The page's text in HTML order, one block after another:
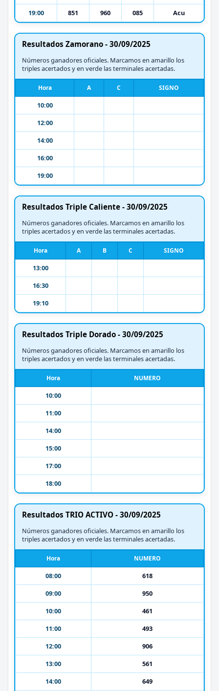
19:00
851 960 085 Acu
Resultados Zamorano - 30/09/2025
Números ganadores oficiales. Marcamos en amarillo los
triples acertados y en verde las terminales acertadas.
Hora A C SIGNO
10:00
12:00
14:00
16:00
19:00
Resultados Triple Caliente - 30/09/2025
Números ganadores oficiales. Marcamos en amarillo los
triples acertados y en verde las terminales acertadas.
Hora A B C SIGNO
13:00
16:30
19:10
Resultados Triple Dorado - 30/09/2025
Números ganadores oficiales. Marcamos en amarillo los
triples acertados y en verde las terminales acertadas.
Hora NUMERO
10:00
11:00
14:00
15:00
17:00
18:00
Resultados TRIO ACTIVO - 30/09/2025
Números ganadores oficiales. Marcamos en amarillo los
triples acertados y en verde las terminales acertadas.
Hora NUMERO
08:00
618
09:00
950
10:00
461
11:00
493
12:00
906
13:00
561
14:00
649